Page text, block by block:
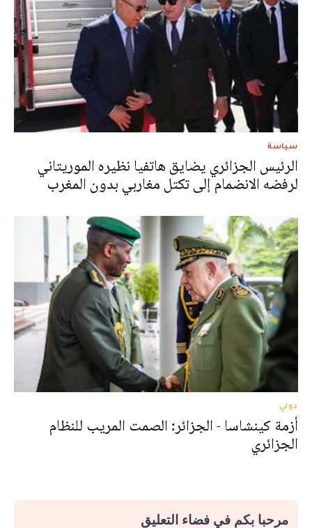
سياسة
الرئيس الجزائري يضايق هاتفيا نظيره الموريتاني
لرفضه الانضمام إلى تكتل مغاربي بدون المغرب
دولي
أزمة كينشاسا - الجزائر: الصمت المريب للنظام
الجزائري
مرحبا بكم في فضاء التعليق